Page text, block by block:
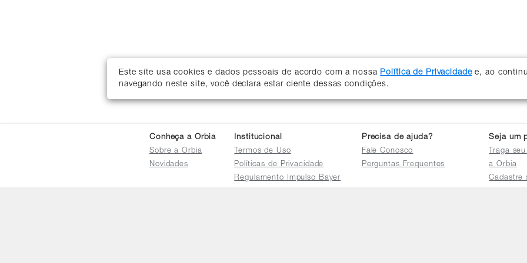
Este site usa cookies e dados pessoais de acordo com a nossa Política de Privacidadee, ao
navegando neste site, você declara estar ciente dessas condições.
Conheça a Orbia
Sobre a Orbia
Novidades
Institucional
Termos de Uso
Políticas de Privacidade
Regulamento Impulso Bayer
Precisa de ajuda?
Fale Conosco
Perguntas Frequentes
Seja um
Traga
a Orbia
Cadastre